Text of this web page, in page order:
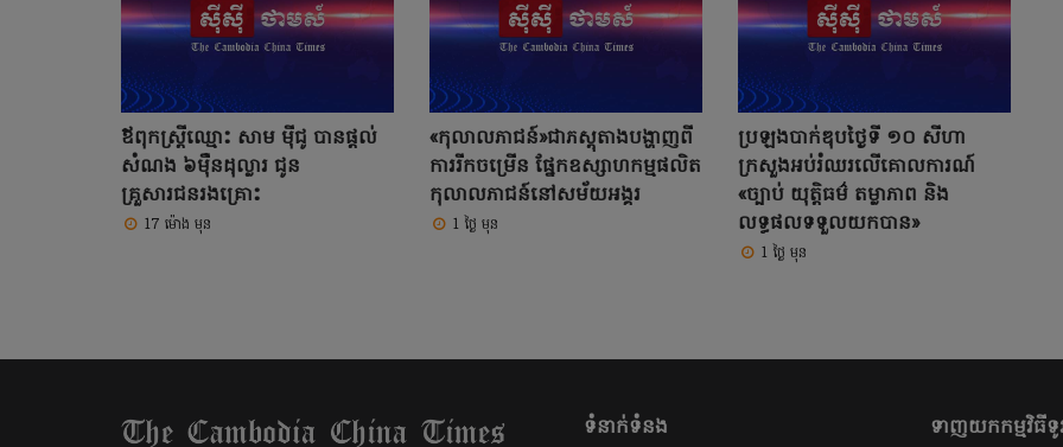
ឪពុកស្រ្តីឈ្មោះ សាម ម៉ីជូ បានផ្តល់
សំណង ៦ម៉ឺនដុល្លារ ជូន
គ្រួសារជនរងគ្រោះ
17 ម៉ោង មុន
«កុលាលភាជន៍»ជាភស្តុតាងបង្ហាញពី
ការរីកចម្រើន ផ្នែកឧស្សាហកម្មផលិត
កុលាលភាជន៍នៅសម័យអង្គរ
1 ថ្ងៃ មុន
ប្រឡងបាក់ឌុបថ្ងៃទី ១០ សីហា
ក្រសួងអប់រំឈរលើគោលការណ៍
«ច្បាប់ យុត្តិធម៌ តម្លាភាព និង
លទ្ធផលទទួលយកបាន»
1 ថ្ងៃ មុន
ទំនាក់ទំនង ទាញយកកម្មវិធីទូ